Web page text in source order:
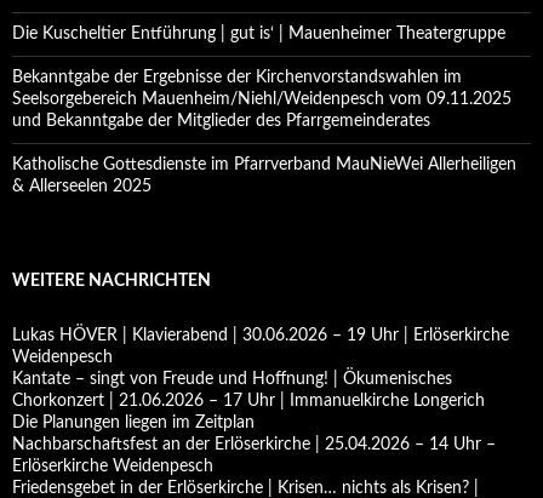
Die Kuscheltier Entführung | gut is‘ | Mauenheimer Theatergruppe
Bekanntgabe der Ergebnisse der Kirchenvorstandswahlen im
Seelsorgebereich Mauenheim/Niehl/Weidenpesch vom 09.11.2025
und Bekanntgabe der Mitglieder des Pfarrgemeinderates
Katholische Gottesdienste im Pfarrverband MauNieWei Allerheiligen
& Allerseelen 2025
WEITERE NACHRICHTEN
Lukas HÖVER | Klavierabend | 30.06.2026 – 19 Uhr | Erlöserkirche
Weidenpesch
Kantate – singt von Freude und Hoffnung! | Ökumenisches
Chorkonzert | 21.06.2026 – 17 Uhr | Immanuelkirche Longerich
Die Planungen liegen im Zeitplan
Nachbarschaftsfest an der Erlöserkirche | 25.04.2026 – 14 Uhr –
Erlöserkirche Weidenpesch
Friedensgebet in der Erlöserkirche | Krisen… nichts als Krisen? |